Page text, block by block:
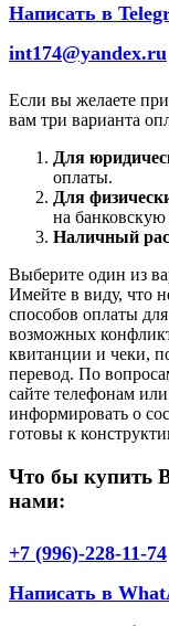
Написать в
int174@yandex.ru
Если вы желаете
вам три варианта
Для
оплаты.
Для
на банковскую
Наличный
Выберите один из
Имейте в виду, что
способов оплаты
возможных
квитанции и чеки,
перевод. По
сайте телефонам
информировать о
готовы к
Что бы купить
нами:
+7 (996)-228-11-74
Написать в